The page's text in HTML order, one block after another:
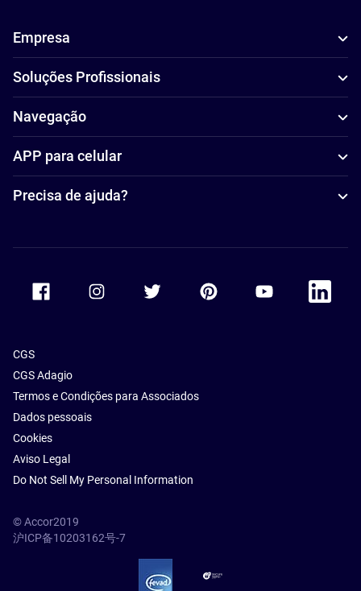
Empresa
Soluções Profissionais
Navegação
APP para celular
Precisa de ajuda?
Accor Youtube
Accor
CGS
CGS Adagio
Termos e Condições para Associados
Dados pessoais
Cookies
Aviso Legal
Do Not Sell My Personal Information
© Accor2019
沪ICP备10203162号-7